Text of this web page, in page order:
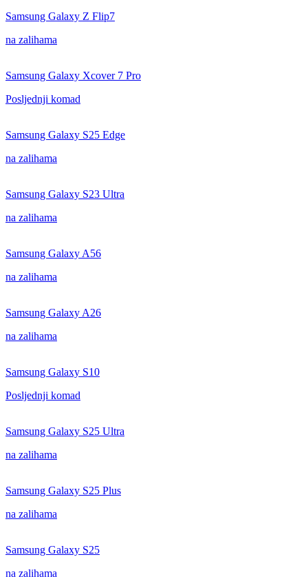
Samsung Galaxy Z Flip7
na zalihama
Samsung Galaxy Xcover 7 Pro
Posljednji komad
Samsung Galaxy S25 Edge
na zalihama
Samsung Galaxy S23 Ultra
na zalihama
Samsung Galaxy A56
na zalihama
Samsung Galaxy A26
na zalihama
Samsung Galaxy S10
Posljednji komad
Samsung Galaxy S25 Ultra
na zalihama
Samsung Galaxy S25 Plus
na zalihama
Samsung Galaxy S25
na zalihama